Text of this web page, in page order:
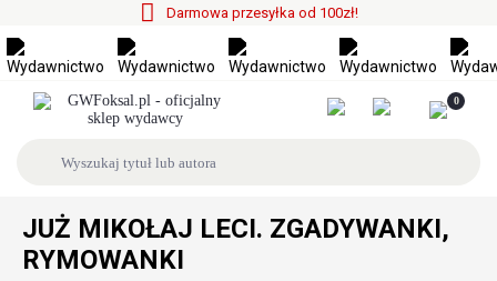
Darmowa przesyłka od 100zł!
0
JUŻ MIKOŁAJ LECI. ZGADYWANKI,
RYMOWANKI